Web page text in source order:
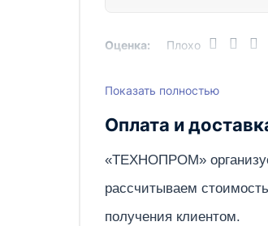
Оценка: Плохо
Написать отзыв
Показать полностью
Оплата и
«ТЕХНОПРОМ»
рассчитываем
получения клиентом.